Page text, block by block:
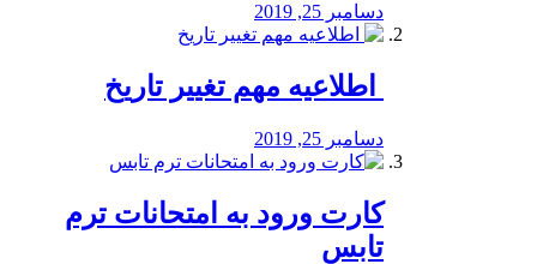
دسامبر 25, 2019
️ اطلاعیه مهم تغییر تاریخ
دسامبر 25, 2019
کارت ورود به امتحانات ترم
تابس